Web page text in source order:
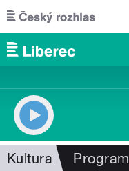
Přejít k hlavnímu obsahu
Kultura Program